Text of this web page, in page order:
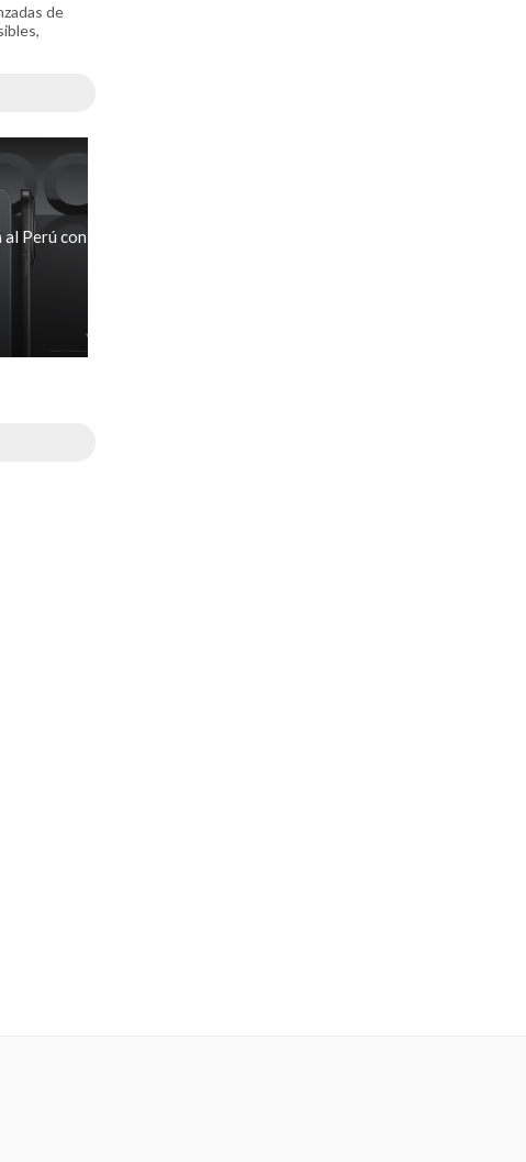
de
Perú con